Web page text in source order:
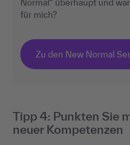
Normal“ überhaupt und
für mich?
Zu den New Normal
Tipp 4: Punkten Sie
neuer Kompetenzen